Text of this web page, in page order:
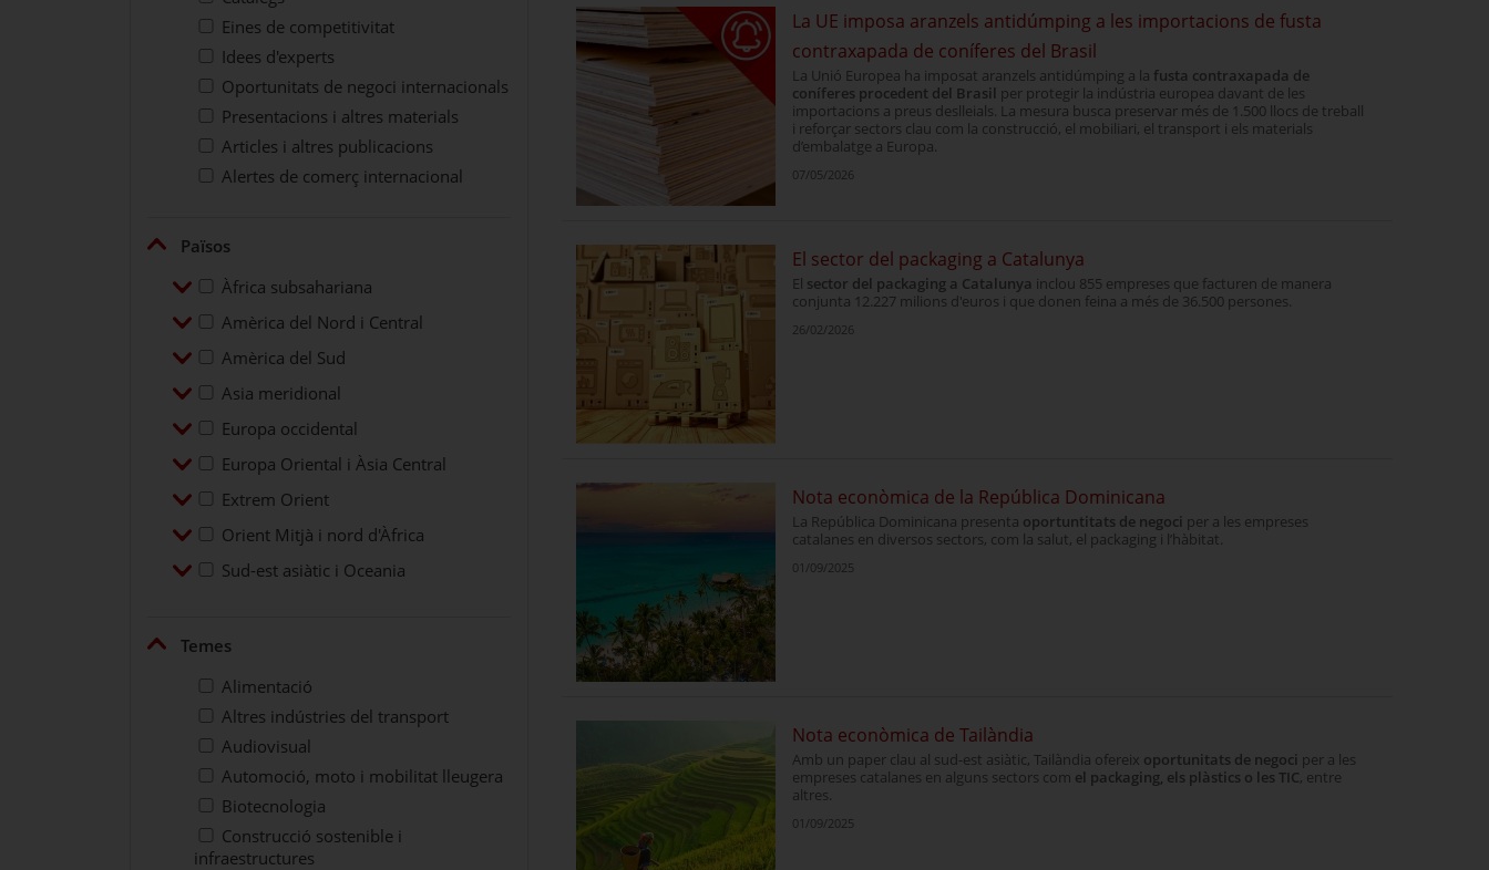
Eines de competitivitat
Idees d'experts
Oportunitats de negoci internacionals
Presentacions i altres materials
Articles i altres publicacions
Alertes de comerç internacional
Plegar
Països
DesplegarÀfrica subsahariana
Àfrica subsahariana
DesplegarAmèrica del Nord i Central
Amèrica del Nord i Central
DesplegarAmèrica del Sud
Amèrica del Sud
DesplegarAsia meridional
Asia meridional
DesplegarEuropa occidental
Europa occidental
DesplegarEuropa Oriental i Àsia Central
Europa Oriental i Àsia Central
DesplegarExtrem Orient
Extrem Orient
DesplegarOrient Mitjà i nord d'Àfrica
Orient Mitjà i nord d'Àfrica
DesplegarSud-est asiàtic i Oceania
Sud-est asiàtic i Oceania
Plegar
Temes
Alimentació
Altres indústries del transport
Audiovisual
Automoció, moto i mobilitat lleugera
Biotecnologia
Construcció sostenible i
infraestructures
La UE imposa aranzels antidúmping a les importacions de fusta
contraxapada de coníferes del Brasil
La Unió Europea ha imposat aranzels antidúmping a la fusta contraxapada de
coníferes procedent del Brasil per protegir la indústria europea davant de les
importacions a preus deslleials. La mesura busca preservar més de 1.500 llocs de treball
i reforçar sectors clau com la construcció, el mobiliari, el transport i els materials
d’embalatge a Europa.
07/05/2026
El sector del packaging a Catalunya
El sector del packaging a Catalunya inclou 855 empreses que facturen de manera
conjunta 12.227 milions d'euros i que donen feina a més de 36.500 persones.
26/02/2026
Nota econòmica de la República Dominicana
La República Dominicana presenta oportuntitats de negoci per a les empreses
catalanes en diversos sectors, com la salut, el packaging i l’hàbitat.
01/09/2025
Nota econòmica de Tailàndia
Amb un paper clau al sud-est asiàtic, Tailàndia ofereix oportunitats de negoci per a les
empreses catalanes en alguns sectors com el packaging, els plàstics o les TIC, entre
altres.
01/09/2025